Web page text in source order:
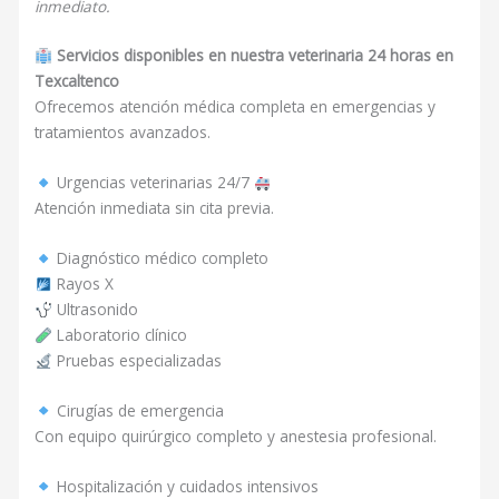
inmediato.
Servicios disponibles en nuestra veterinaria 24 horas en
Texcaltenco
Ofrecemos atención médica completa en emergencias y
tratamientos avanzados.
Urgencias veterinarias 24/7
Atención inmediata sin cita previa.
Diagnóstico médico completo
Rayos X
Ultrasonido
Laboratorio clínico
Pruebas especializadas
Cirugías de emergencia
Con equipo quirúrgico completo y anestesia profesional.
Hospitalización y cuidados intensivos